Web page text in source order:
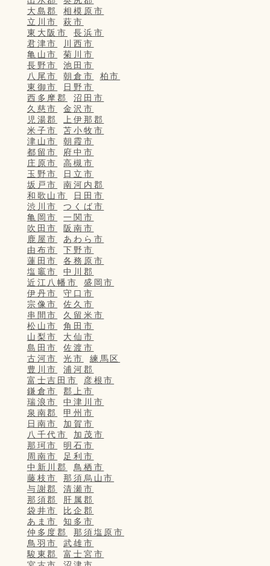
大島郡
相模原市
立川市
萩市
東大阪市
長浜市
君津市
川西市
亀山市
菊川市
長野市
池田市
八尾市
朝倉市
柏市
東御市
日野市
西多摩郡
沼田市
久慈市
金沢市
児湯郡
上伊那郡
米子市
苫小牧市
津山市
朝霞市
都留市
府中市
庄原市
高槻市
玉野市
日立市
坂戸市
南河内郡
和歌山市
日田市
渋川市
つくば市
亀岡市
一関市
吹田市
阪南市
鹿屋市
あわら市
由布市
下野市
蓮田市
各務原市
塩竈市
中川郡
近江八幡市
盛岡市
伊丹市
守口市
宗像市
佐久市
串間市
久留米市
松山市
角田市
山梨市
大仙市
島田市
佐渡市
古河市
光市
練馬区
豊川市
浦河郡
富士吉田市
彦根市
鎌倉市
郡上市
瑞浪市
中津川市
泉南郡
甲州市
日南市
加賀市
八千代市
加茂市
那珂市
明石市
周南市
足利市
中新川郡
鳥栖市
藤枝市
那須烏山市
与謝郡
清瀬市
那須郡
肝属郡
袋井市
比企郡
あま市
知多市
仲多度郡
那須塩原市
鳥羽市
武雄市
駿東郡
富士宮市